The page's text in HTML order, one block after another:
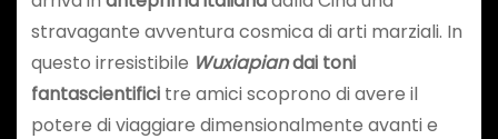
stravagante avventura cosmica di arti marziali. In
questo irresistibile Wuxiapiandai toni
fantascientificitre amici scoprono di avere il
potere di viaggiare dimensionalmente avanti e